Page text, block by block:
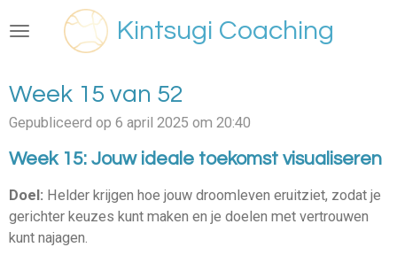
direct
de
hoofdinhoud
Kintsugi Coaching
Week 15 van 52
Gepubliceerd op 6 april 2025 om 20:40
Week 15: Jouw ideale toekomst visualiseren
Doel: Helder krijgen hoe jouw droomleven eruitziet, zodat je
gerichter keuzes kunt maken en je doelen met vertrouwen
kunt najagen.